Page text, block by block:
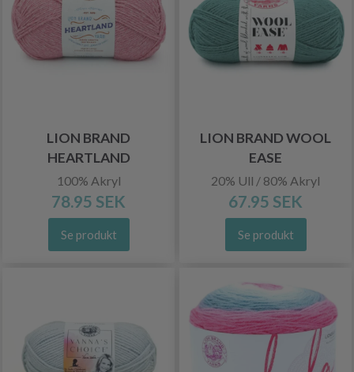
LION BRAND
HEARTLAND
100% Akryl
78.95 SEK
Se produkt
LION BRAND WOOL
EASE
20% Ull / 80% Akryl
67.95 SEK
Se produkt